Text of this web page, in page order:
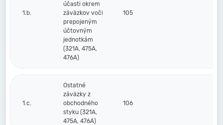
1.b.
účasti okrem
záväzkov voči
prepojeným
účtovným
jednotkám
(321A, 475A,
476A)
105
1.c.
Ostatné
záväzky z
obchodného
styku (321A,
475A, 476A)
106